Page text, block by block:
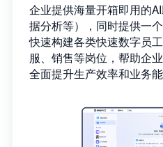
企业提供海量开箱即用的
据分析等），同时提供一
快速构建各类快速数字员
服、销售等岗位，帮助企
全面提升生产效率和业务